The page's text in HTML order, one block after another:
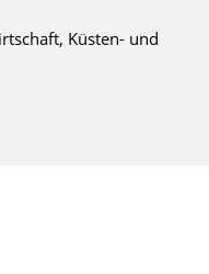
Küsten- und